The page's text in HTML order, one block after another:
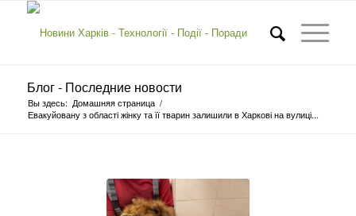
Блог - Последние новости
Вы здесь: Домашняя страница /
Евакуйовану з області жінку та її тварин залишили в Харкові на вулиці...